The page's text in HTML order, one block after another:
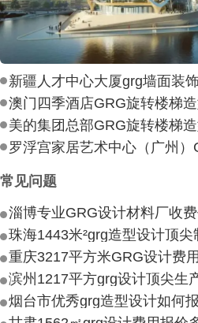
新疆人才中心大厦grg墙面装
澳门四季酒店GRG旋转楼梯
美的集团总部GRG旋转楼梯
常见问题
烟台市优秀grg造型设计如何